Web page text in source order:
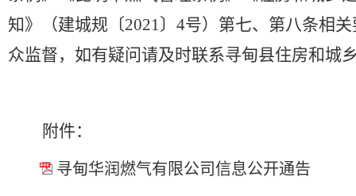
知》（建城规〔2021〕 4号）第七、第八条相
众监督，如有疑问请及时联系寻甸县住房和城
附件：
寻甸华润燃气有限公司信息公开通告